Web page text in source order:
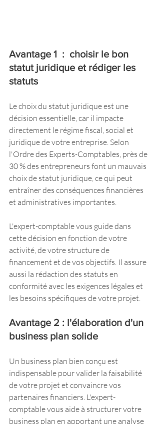
Avantage 1  :  choisir le bon
statut juridique et rédiger les
statuts
Le choix du statut juridique est une
décision essentielle, car il impacte
directement le régime fiscal, social et
juridique de votre entreprise. Selon
l'Ordre des Experts-Comptables, près de
30 % des entrepreneurs font un mauvais
choix de statut juridique, ce qui peut
entraîner des conséquences financières
et administratives importantes.
L'expert-comptable vous guide dans
cette décision en fonction de votre
activité, de votre structure de
financement et de vos objectifs. Il assure
aussi la rédaction des statuts en
conformité avec les exigences légales et
les besoins spécifiques de votre projet.
Avantage 2 : l'élaboration d'un
business plan solide
Un business plan bien conçu est
indispensable pour valider la faisabilité
de votre projet et convaincre vos
partenaires financiers. L'expert-
comptable vous aide à structurer votre
business plan en apportant une analyse